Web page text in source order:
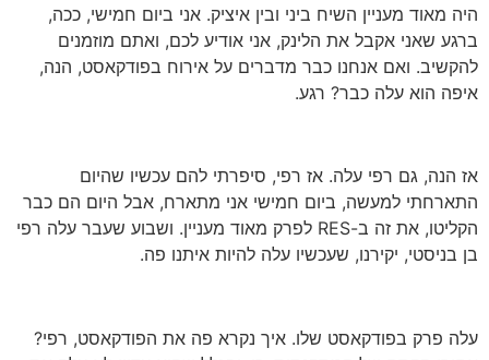
היה מאוד מעניין השיח ביני ובין איציק. אני ביום חמישי, ככה,
ברגע שאני אקבל את הלינק, אני אודיע לכם, ואתם מוזמנים
להקשיב. ואם אנחנו כבר מדברים על אירוח בפודקאסט, הנה,
איפה הוא עלה כבר? רגע.
אז הנה, גם רפי עלה. אז רפי, סיפרתי להם עכשיו שהיום
התארחתי למעשה, ביום חמישי אני מתארח, אבל היום הם כבר
הקליטו, את זה ב-RES לפרק מאוד מעניין. ושבוע שעבר עלה רפי
בן בניסטי, יקירנו, שעכשיו עלה להיות איתנו פה.
עלה פרק בפודקאסט שלו. איך נקרא פה את הפודקאסט, רפי?